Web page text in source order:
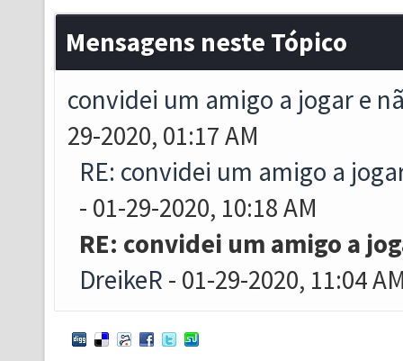
Mensagens neste Tópico
convidei um amigo a jogar e
29-2020, 01:17 AM
RE: convidei um amigo a
- 01-29-2020, 10:18 AM
RE: convidei um amigo a
DreikeR - 01-29-2020, 11:04